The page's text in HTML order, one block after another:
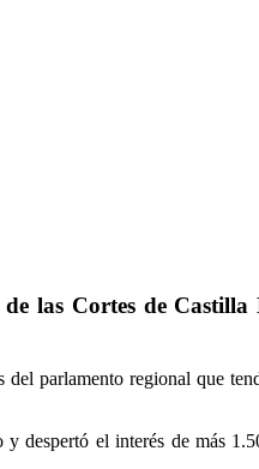
las Cortes de
parlamento regional que
despertó el interés de más